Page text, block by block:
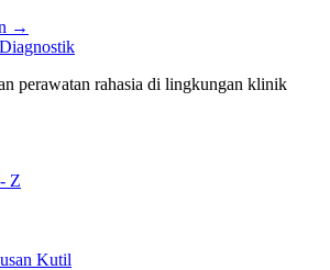
→
perawatan rahasia di lingkungan klinik
Z
Kutil